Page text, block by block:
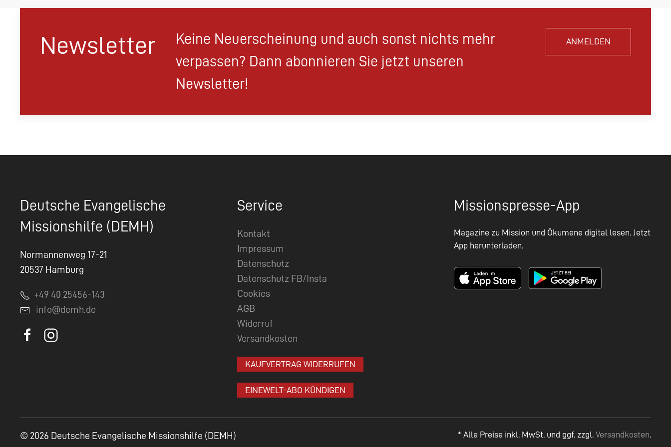
Newsletter
Keine Neuerscheinung und auch sonst nichts mehr
verpassen? Dann abonnieren Sie jetzt unseren
Newsletter!
ANMELDEN
Deutsche Evangelische
Missionshilfe (DEMH)
Normannenweg 17-21
20537 Hamburg
+49 40 25456-143
info@demh.de
Service
Kontakt
Impressum
Datenschutz
Datenschutz FB/Insta
Cookies
AGB
Widerruf
Versandkosten
KAUFVERTRAG WIDERRUFEN
EINEWELT-ABO KÜNDIGEN
Missionspresse-App
Magazine zu Mission und Ökumene digital lesen. Jetzt
App herunterladen.
* Alle Preise inkl. MwSt. und ggf. zzgl. Versandkosten.
© 2026 Deutsche Evangelische Missionshilfe (DEMH)